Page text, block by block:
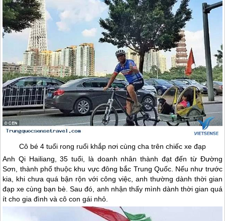
Cô bé 4 tuổi rong ruổi khắp nơi cùng cha trên chiếc xe đạp
Anh Qi Hailiang, 35 tuổi, là doanh nhân thành đạt đến từ Đường
Sơn, thành phố thuộc khu vực đông bắc Trung Quốc. Nếu như trước
kia, khi chưa quá bận rộn với công việc, anh thường dành thời gian
đạp xe cùng bạn bè. Sau đó, anh nhận thấy mình dành thời gian quá
ít cho gia đình và cô con gái nhỏ.